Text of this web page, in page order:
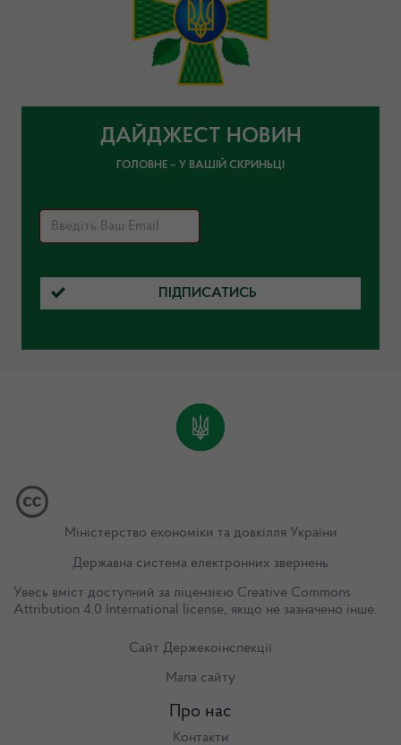
ДАЙДЖЕСТ НОВИН
ГОЛОВНЕ – У ВАШІЙ СКРИНЬЦІ
ПІДПИСАТИСЬ
Міністерство економіки та довкілля України
Державна система електронних звернень
Увесь вміст доступний за ліцензією Creative Commons
Attribution 4.0 International license, якщо не зазначено інше.
Сайт Держекоінспекції
Мапа сайту
Про нас
Контакти